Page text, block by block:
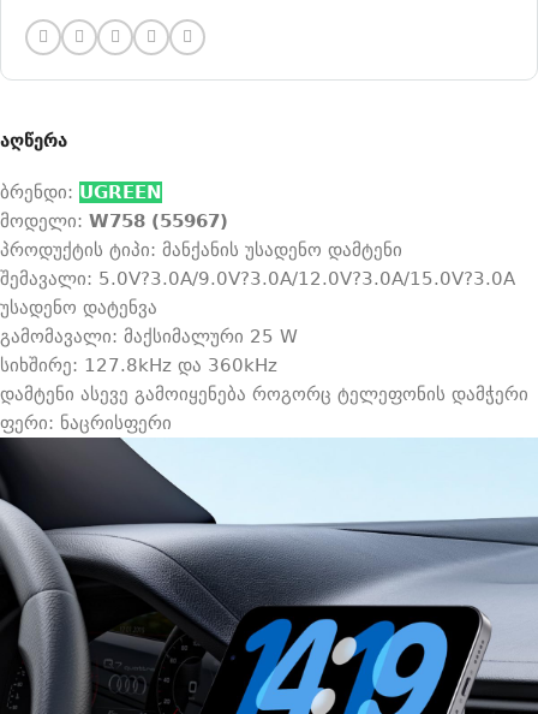
აღწერა
ბრენდი: UGREEN
მოდელი: W758 (55967)
პროდუქტის ტიპი: მანქანის უსადენო დამტენი
შემავალი: 5.0V?3.0A/9.0V?3.0A/12.0V?3.0A/15.0V?3.0A
უსადენო დატენვა
გამომავალი: მაქსიმალური 25 W
სიხშირე: 127.8kHz და 360kHz
დამტენი ასევე გამოიყენება როგორც ტელეფონის დამჭერი
ფერი: ნაცრისფერი